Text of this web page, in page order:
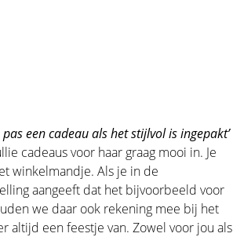
pas een cadeau als het stijlvol is ingepakt’
cadeaus voor haar graag mooi in. Je
winkelmandje. Als je in de
aangeeft dat het bijvoorbeeld voor
we daar ook rekening mee bij het
altijd een feestje van. Zowel voor jou als